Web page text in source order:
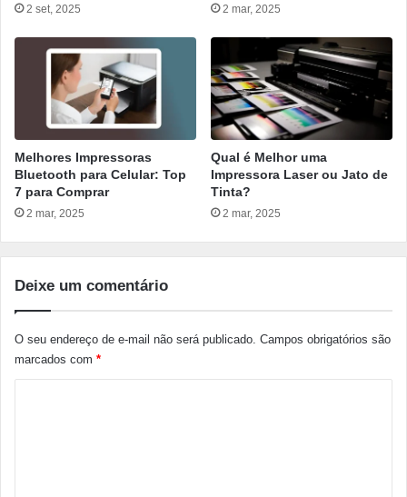
2 set, 2025 2 mar, 2025
Melhores Impressoras
Bluetooth para Celular: Top
7 para Comprar
2 mar, 2025
Qual é Melhor uma
Impressora Laser ou Jato de
Tinta?
2 mar, 2025
Deixe um comentário
O seu endereço de e-mail não será publicado. Campos obrigatórios são
marcados com *